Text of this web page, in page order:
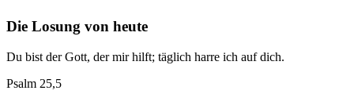
Die Losung von heute
Du bist der Gott, der mir hilft; täglich harre ich auf dich.
Psalm 25,5